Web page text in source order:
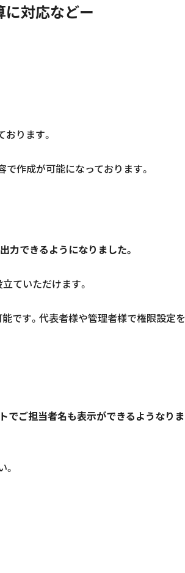
に対応などー
ります。
作成が可能になっております。
力できるようになりました。
ていただけます。
です。代表者様や管理者様で権限設定を
でご担当者名も表示ができるようなりま